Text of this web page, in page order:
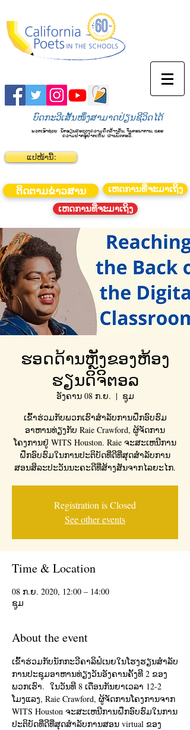
ບົດກະວີເສັ້ນໜຶ່ງສາມາດປ່ຽນຊີວິດໄດ້
ພວກເຮົາຊ່ວຍ ນັກຮຽນສະແດງຄວາມຄິດສ້າງສັນ, ຈິນຕະນາການ, ແລະ
ຄວາມຢາກຮູ້ຢາກເຫັນ ຜ່ານບົດກະວີ.
ແປໜ້ານີ້:
ຕິດຕາມຂ່າວສານ
ເຫດການທີ່ຈະມາເຖິງ
ເຫດການທີ່ຈະມາເຖິງ
ຮອດດ້ານຫຼັງຂອງຫ້ອງ
ຮຽນດິຈິຕອລ
ອັງຄານ 08 ກ.ຍ.
  |
ຊູມ
ເຂົ້າຮ່ວມກັບພວກເຮົາສໍາລັບການຝຶກອົບຮົມ
ອາຫານທ່ຽງກັບ Raie Crawford, ຜູ້ຈັດການ
ໂຄງການຢູ່ WITS Houston. Raie ຈະສະເຫນີການ
ຝຶກອົບຮົມໃນການປະຕິບັດທີ່ດີທີ່ສຸດສໍາລັບການ
ສອນສິລະປະວັນນະຄະດີທີ່ສ້າງສັນຈາກໄລຍະໄກ.
Registration is Closed
See other events
Time & Location
08 ກ.ຍ. 2020, 12:00 – 14:00
ຊູມ
About the event
ເຂົ້າຮ່ວມກັບນັກກະວີຄາລິຟໍເນຍໃນໂຮງຮຽນສໍາລັບ
ການປະຊຸມອາຫານທ່ຽງວັນອັງຄານຄັ້ງທີ 2 ຂອງ
ພວກເຮົາ.  ໃນວັນທີ 8 ເດືອນກັນຍາເວລາ 12-2
ໂມງແລງ, Raie Crawford, ຜູ້ຈັດການໂຄງການຈາກ
WITS Houston ຈະສະເຫນີການຝຶກອົບຮົມໃນການ
ປະຕິບັດທີ່ດີທີ່ສຸດສໍາລັບການສອນ virtual ຂອງ